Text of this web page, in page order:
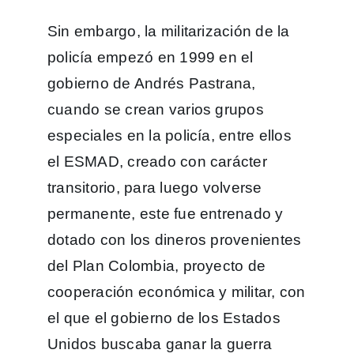
Sin embargo, la militarización de la
policía empezó en 1999 en el
gobierno de Andrés Pastrana,
cuando se crean varios grupos
especiales en la policía, entre ellos
el ESMAD, creado con carácter
transitorio, para luego volverse
permanente, este fue entrenado y
dotado con los dineros provenientes
del Plan Colombia, proyecto de
cooperación económica y militar, con
el que el gobierno de los Estados
Unidos buscaba ganar la guerra